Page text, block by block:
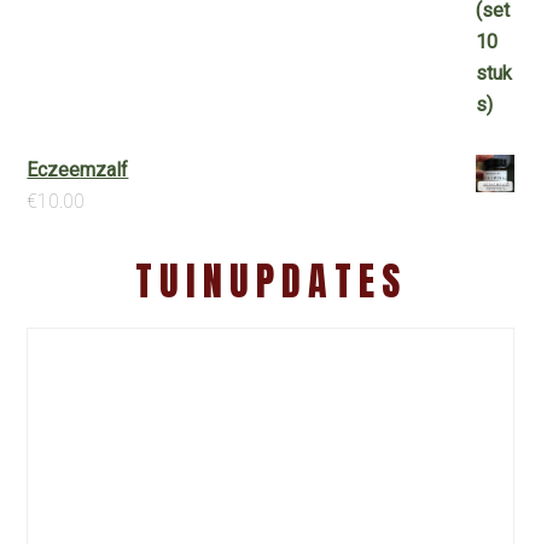
Eczeemzalf
€10.00
TUINUPDATES